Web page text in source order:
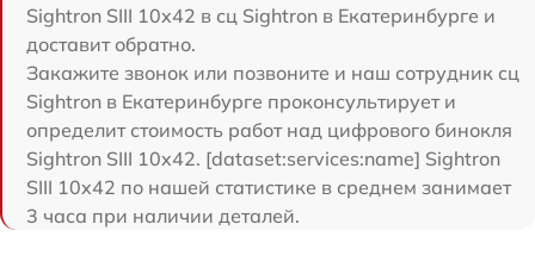
Sightron SIII 10x42 в сц Sightron в Екатеринбурге и
доставит обратно.
Закажите звонок или позвоните и наш сотрудник сц
Sightron в Екатеринбурге проконсультирует и
определит стоимость работ над цифрового бинокля
Sightron SIII 10x42. [dataset:services:name] Sightron
SIII 10x42 по нашей статистике в среднем занимает
3 часа при наличии деталей.